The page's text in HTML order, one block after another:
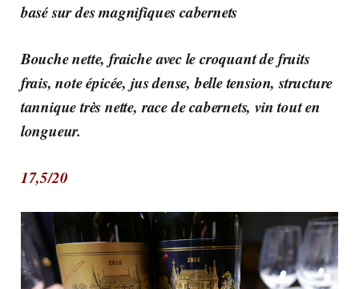
basé sur des magnifiques cabernets
Bouche nette, fraiche avec le croquant de fruits
frais, note épicée, jus dense, belle tension, structure
tannique très nette, race de cabernets, vin tout en
longueur.
17,5/20